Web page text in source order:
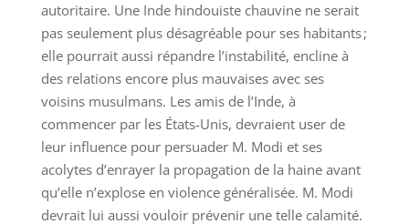
autoritaire. Une Inde hindouiste chauvine ne serait
pas seulement plus désagréable pour ses habitants ;
elle pourrait aussi répandre l’instabilité, encline à
des relations encore plus mauvaises avec ses
voisins musulmans. Les amis de l’Inde, à
commencer par les États-Unis, devraient user de
leur influence pour persuader M. Modi et ses
acolytes d’enrayer la propagation de la haine avant
qu’elle n’explose en violence généralisée. M. Modi
devrait lui aussi vouloir prévenir une telle calamité.